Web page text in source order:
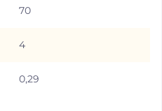
70
4
0,29